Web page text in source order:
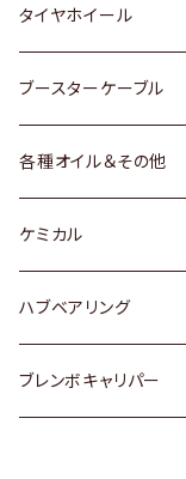
スバル
レクサス
三菱
スバル
ダイハツ
マツダ
三菱
スバル
ダイハツ
スバル
日産
ダイハツ
マツダ
日産
ダイハツ
マツダ
スバル
マツダ
タイヤホイール
トヨタ
ホンダ
スズキ
日産
ダイハツ
ブースターケーブル
各種オイル＆その他
ディーデル洗浄添加剤
ケミカル
ハブベアリング
トヨタ
ブレンボキャリパー